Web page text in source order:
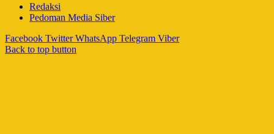
Redaksi
Pedoman Media Siber
Facebook Twitter WhatsApp Telegram Viber
Back to top button